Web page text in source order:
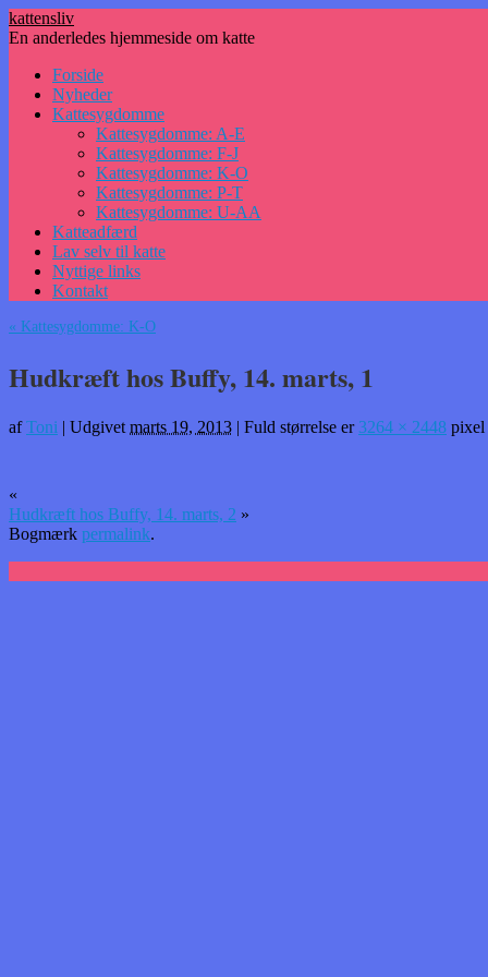
kattensliv
En anderledes hjemmeside om katte
Hop
indhold
Forside
Nyheder
Kattesygdomme
Kattesygdomme: A-E
Kattesygdomme: F-J
Kattesygdomme: K-O
Kattesygdomme: P-T
Kattesygdomme: U-AA
Katteadfærd
Lav selv til katte
Nyttige links
Kontakt
« Kattesygdomme: K-O
Hudkræft hos Buffy, 14. marts, 1
af Toni | Udgivet marts 19, 2013 | Fuld størrelse er 3264 × 2448 pixel
«
Hudkræft hos Buffy, 14. marts, 2 »
Bogmærk permalink.